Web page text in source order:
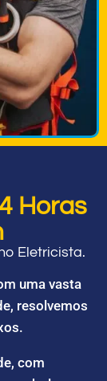
Horas
Eletricista.
uma vasta
resolvemos
com